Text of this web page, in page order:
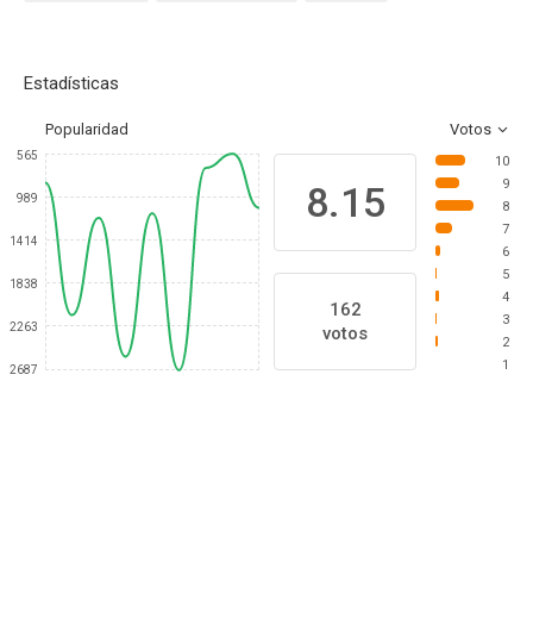
Estadísticas
Popularidad Votos
565
989
1414
1838
2263
2687
8.15
162
votos
10
9
8
7
6
5
4
3
2
1